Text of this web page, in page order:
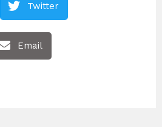
Twitter
Email